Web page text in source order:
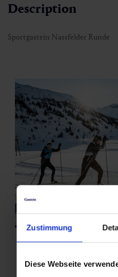
Zustimmung
Diese Webseite
Description
Sportgastein Nassfelder Runde